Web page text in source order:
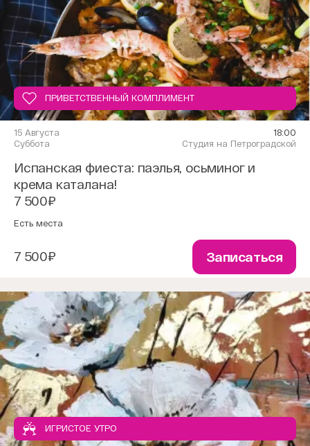
ПРИВЕТСТВЕННЫЙ КОМПЛИМЕНТ
15 Августа
Суббота
18:00
Студия на Петроградской
Испанская фиеста: паэлья, осьминог и
крема каталана!
7 500₽
Есть места
7 500₽ Записаться
ИГРИСТОЕ УТРО